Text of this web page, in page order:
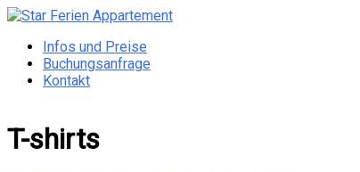
Zum
springen
Star
Ferien
Appartement
Otterndorf
Menü
Infos und Preise
Buchungsanfrage
Kontakt
T-shirts